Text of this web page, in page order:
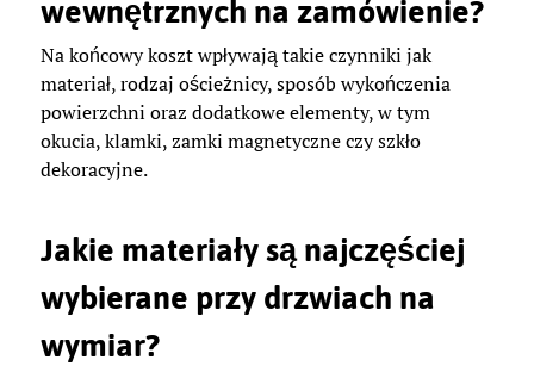
wewnętrznych na zamówienie?
Na końcowy koszt wpływają takie czynniki jak
materiał, rodzaj ościeżnicy, sposób wykończenia
powierzchni oraz dodatkowe elementy, w tym
okucia, klamki, zamki magnetyczne czy szkło
dekoracyjne.
Jakie materiały są najczęściej
wybierane przy drzwiach na
wymiar?